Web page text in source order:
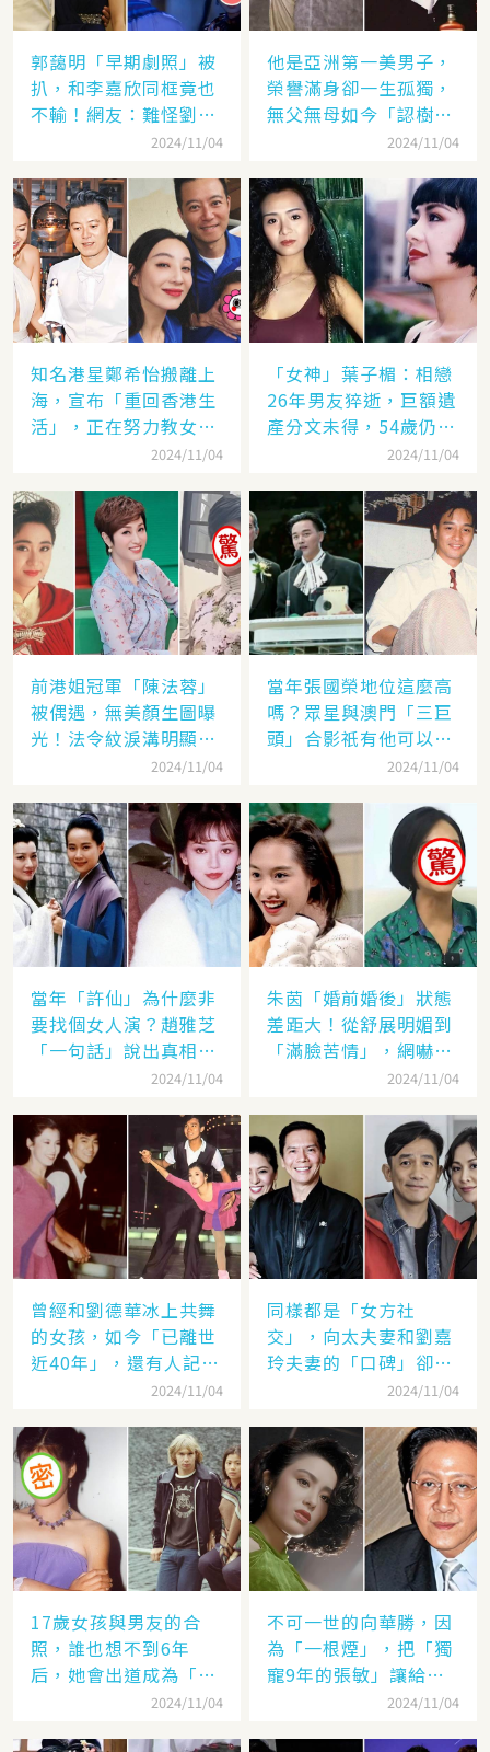
郭藹明「早期劇照」被
扒，和李嘉欣同框竟也
不輸！網友：難怪劉青
2024/11/04
他是亞洲第一美男子，
榮譽滿身卻一生孤獨，
無父無母如今「認樹為
祖父母」：太凄涼2024/11/04
知名港星鄭希怡搬離上
海，宣布「重回香港生
活」，正在努力教女兒
2024/11/04
「女神」葉子楣：相戀
26年男友猝逝，巨額遺
產分文未得，54歲仍單
2024/11/04
前港姐冠軍「陳法蓉」
被偶遇，無美顏生圖曝
光！法令紋淚溝明顯網
嘆：「絕世美女也會
2024/11/04
當年張國榮地位這麼高
嗎？眾星與澳門「三巨
頭」合影祇有他可以
「坐著」，而且還是C
2024/11/04
當年「許仙」為什麼非
要找個女人演？趙雅芝
「一句話」說出真相，
網友：葉童太厲害2024/11/04
朱茵「婚前婚後」狀態
差距大！從舒展明媚到
「滿臉苦情」，網嚇：
到底經歷了什麼眼里都
2024/11/04
曾經和劉德華冰上共舞
的女孩，如今「已離世
近40年」，還有人記得
2024/11/04
同樣都是「女方社
交」，向太夫妻和劉嘉
玲夫妻的「口碑」卻差
太遠：聽她們對「另一
2024/11/04
17歲女孩與男友的合
照，誰也想不到6年
后，她會出道成為「香
港當紅女星」，至今都
2024/11/04
不可一世的向華勝，因
為「一根煙」，把「獨
寵9年的張敏」讓給了
2024/11/04